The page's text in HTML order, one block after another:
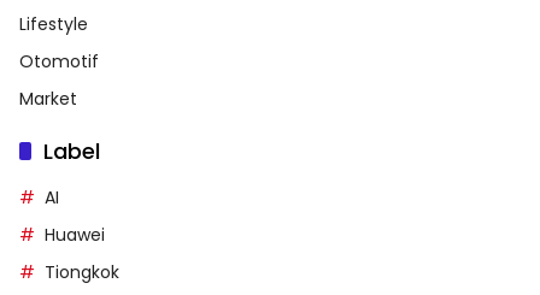
Lifestyle
Otomotif
Market
Label
AI
Huawei
Tiongkok